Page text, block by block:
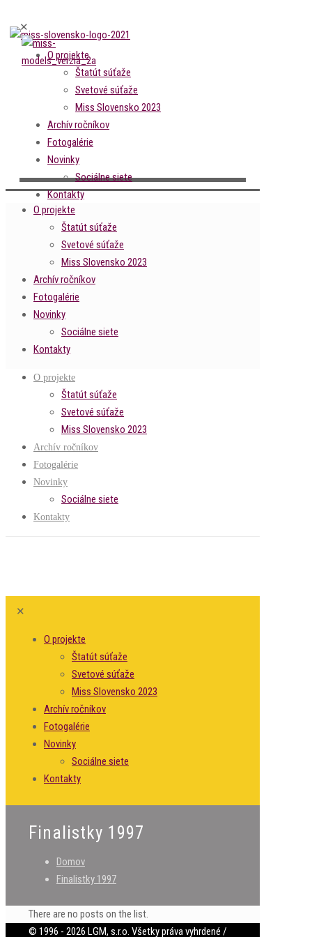
✕
O projekte
Štatút súťaže
Svetové súťaže
Miss Slovensko 2023
Archív ročníkov
Fotogalérie
Novinky
Sociálne siete
Kontakty
O projekte
Štatút súťaže
Svetové súťaže
Miss Slovensko 2023
Archív ročníkov
Fotogalérie
Novinky
Sociálne siete
Kontakty
O projekte
Štatút súťaže
Svetové súťaže
Miss Slovensko 2023
Archív ročníkov
Fotogalérie
Novinky
Sociálne siete
Kontakty
✕
O projekte
Štatút súťaže
Svetové súťaže
Miss Slovensko 2023
Archív ročníkov
Fotogalérie
Novinky
Sociálne siete
Kontakty
Finalistky 1997
Domov
Finalistky 1997
There are no posts on the list.
© 1996 - 2026 LGM, s.r.o. Všetky práva vyhrdené /